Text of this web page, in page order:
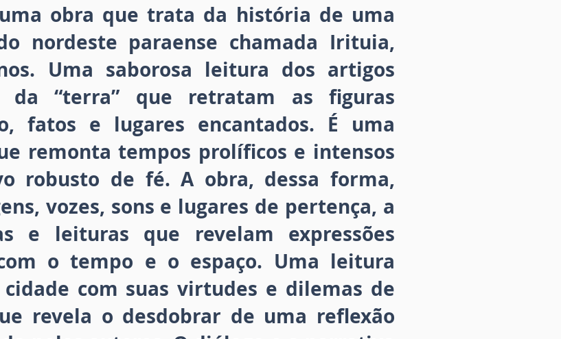
obra que trata da história de uma
nordeste paraense chamada Irituia,
Uma saborosa leitura dos artigos
da “terra” que retratam as figuras
fatos e lugares encantados. É uma
remonta tempos prolíficos e intensos
robusto de fé. A obra, dessa forma,
vozes, sons e lugares de pertença, a
e leituras que revelam expressões
o tempo e o espaço. Uma leitura
com suas virtudes e dilemas de
revela o desdobrar de uma reflexão